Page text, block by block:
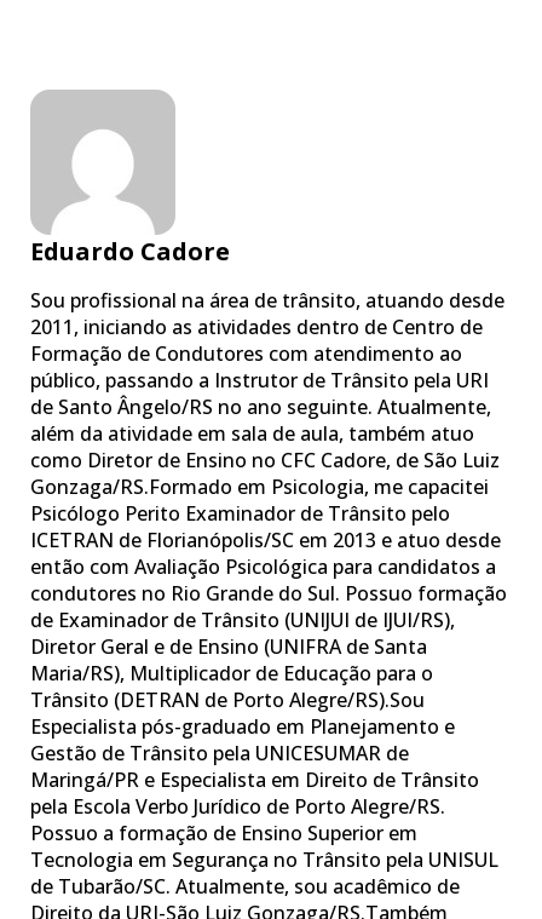
Eduardo Cadore
Sou profissional na área de trânsito, atuando desde
2011, iniciando as atividades dentro de Centro de
Formação de Condutores com atendimento ao
público, passando a Instrutor de Trânsito pela URI
de Santo Ângelo/RS no ano seguinte. Atualmente,
além da atividade em sala de aula, também atuo
como Diretor de Ensino no CFC Cadore, de São Luiz
Gonzaga/RS.Formado em Psicologia, me capacitei
Psicólogo Perito Examinador de Trânsito pelo
ICETRAN de Florianópolis/SC em 2013 e atuo desde
então com Avaliação Psicológica para candidatos a
condutores no Rio Grande do Sul. Possuo formação
de Examinador de Trânsito (UNIJUI de IJUI/RS),
Diretor Geral e de Ensino (UNIFRA de Santa
Maria/RS), Multiplicador de Educação para o
Trânsito (DETRAN de Porto Alegre/RS).Sou
Especialista pós-graduado em Planejamento e
Gestão de Trânsito pela UNICESUMAR de
Maringá/PR e Especialista em Direito de Trânsito
pela Escola Verbo Jurídico de Porto Alegre/RS.
Possuo a formação de Ensino Superior em
Tecnologia em Segurança no Trânsito pela UNISUL
de Tubarão/SC. Atualmente, sou acadêmico de
Direito da URI-São Luiz Gonzaga/RS.Também